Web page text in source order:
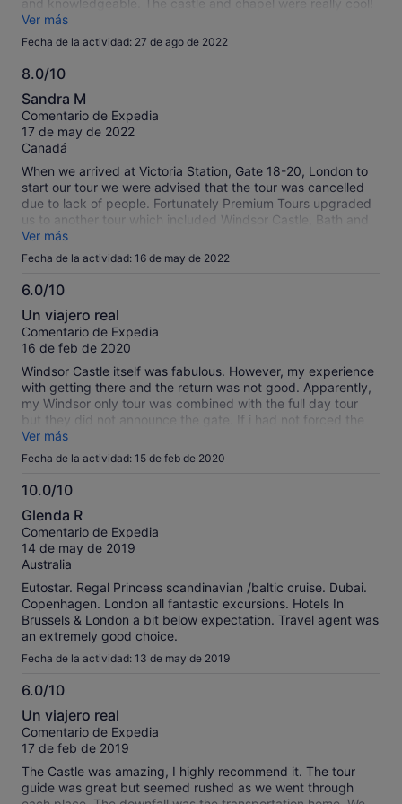
and knowledgeable. The castle and chapel were really cool!
Would have liked a little time to shop in the very adorable
town but it was only a half day tour.
Ver más
Fecha de la actividad: 27 de ago de 2022
8.0/10
8.0
sobre
10
Sandra M
Comentario de Expedia
17 de may de 2022
Canadá
When we arrived at Victoria Station, Gate 18-20, London to
start our tour we were advised that the tour was cancelled
due to lack of people. Fortunately Premium Tours upgraded
us to another tour which included Windsor Castle, Bath and
Stone Henge. I don't have email on my phone but I do have
the Expedia App. I was disappointed that Expedia didn't
contact me and let me know the tour was cancelled. It all
worked out and we enjoyed the tour.
Ver más
Fecha de la actividad: 16 de may de 2022
6.0/10
6.0
sobre
10
Un viajero real
Comentario de Expedia
16 de feb de 2020
Windsor Castle itself was fabulous. However, my experience
with getting there and the return was not good. Apparently,
my Windsor only tour was combined with the full day tour
but they did not announce the gate. If i had not forced the
guide to check his list, I might have missed the tour. Also, it
says it is a 5 hour tour that begins at 7:45. So, I expected is
We were not picked from Windsor until 1:15 and so missed
15 minutes of my show. I would have sone better just taking
the train there and back and buying the entrance tickets
separately.
Ver más
Fecha de la actividad: 15 de feb de 2020
10.0/10
10.0
sobre
10
Glenda R
Comentario de Expedia
14 de may de 2019
Australia
Eutostar. Regal Princess scandinavian /baltic cruise. Dubai.
Copenhagen. London all fantastic excursions. Hotels In
Brussels & London a bit below expectation. Travel agent was
an extremely good choice.
Fecha de la actividad: 13 de may de 2019
6.0/10
6.0
sobre
10
Un viajero real
Comentario de Expedia
17 de feb de 2019
The Castle was amazing, I highly recommend it. The tour
guide was great but seemed rushed as we went through